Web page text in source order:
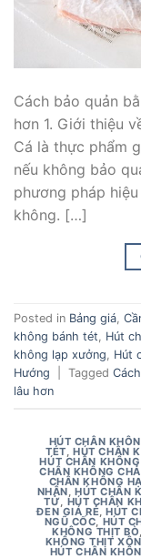
Cách bảo quản
hơn 1. Giới thiệu
Cá là thực phẩm
nếu không bảo
phương pháp
không. […]
Posted in Bảng giá,
không bánh tét, Hút
không lạp xưởng, Hút
Hướng
Tagged
lâu hơn
HÚT CHÂN
TÉT,HÚT CHÂN
HÚT CHÂN
CHÂN KHÔNG
CHÂN KHÔNG
NHÂN,HÚT CHÂN
TỬ, HÚT CHÂN
ĐEN GIÁ RẺ,HÚT
NGŨ CỐC,HÚT
KHÔNG THỊT BÒ,
KHÔNG THỊT
HÚT CHÂN